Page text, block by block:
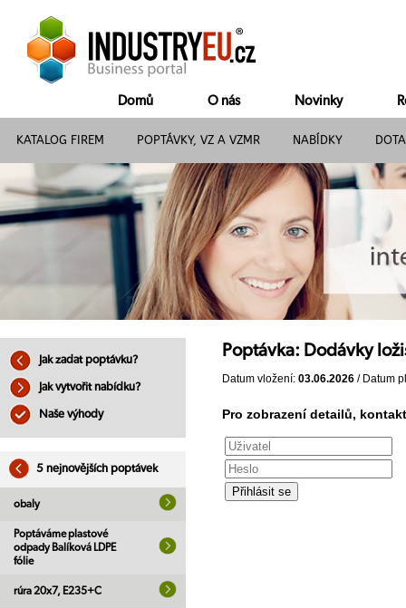
Domů O nás Novinky
KATALOG FIREM POPTÁVKY, VZ A VZMR NABÍDKY
Jak zadat poptávku?
Jak vytvořit nabídku?
Naše výhody
5 nejnovějších poptávek
obaly
Poptáváme plastové
odpady Balíková LDPE
fólie
rúra 20x7, E235+C
Poptávka: Dodávky
Datum vložení: 03.06.2026 / Datum
Pro zobrazení detailů,